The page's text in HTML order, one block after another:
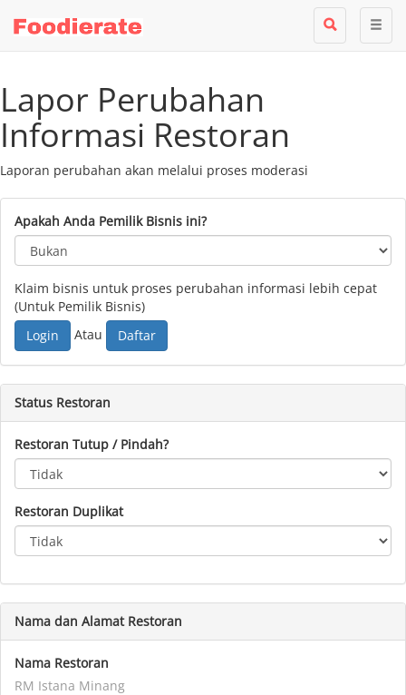
Lapor Perubahan
Informasi Restoran
Laporan perubahan akan melalui proses moderasi
Apakah Anda Pemilik Bisnis ini?
Klaim bisnis untuk proses perubahan informasi lebih cepat
(Untuk Pemilik Bisnis)
Login
Atau Daftar
Status Restoran
Restoran Tutup / Pindah?
Restoran Duplikat
Nama dan Alamat Restoran
Nama Restoran
RM Istana Minang